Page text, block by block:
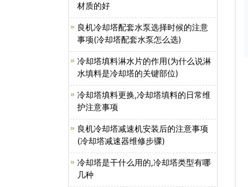
材质的好
良机冷却塔配套水泵选择时候的注意
事项(冷却塔配套水泵怎么选)
冷却塔填料淋水片的作用(为什么说淋
水填料是冷却塔的关键部位)
冷却塔填料更换,冷却塔填料的日常维
护注意事项
良机冷却塔减速机安装后的注意事项
(冷却塔减速器维修步骤)
冷却塔是干什么用的,冷却塔类型有哪
几种